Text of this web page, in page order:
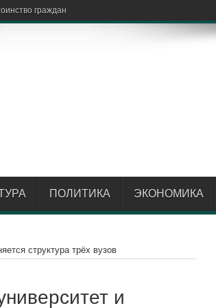
ПОЛИТИКА ЭКОНОМИКА
структура трёх вузов
и